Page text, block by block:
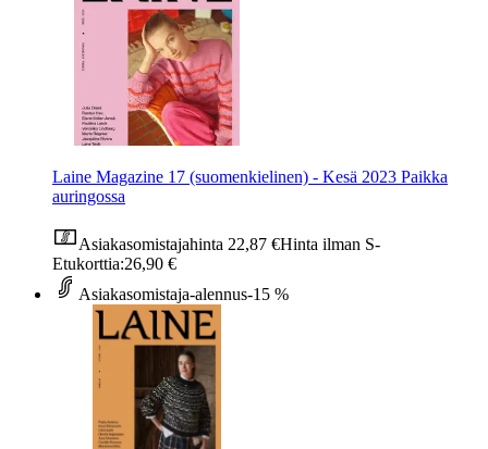
Laine Magazine 17 (suomenkielinen) - Kesä 2023 Paikka
auringossa
Asiakasomistajahinta 22,87 €Hinta ilman S-
Etukorttia:26,90 €
Asiakasomistaja-alennus-15 %